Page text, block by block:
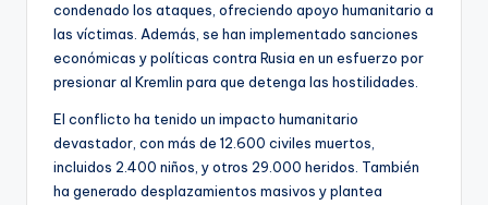
condenado los ataques, ofreciendo apoyo humanitario a
las víctimas. Además, se han implementado sanciones
económicas y políticas contra Rusia en un esfuerzo por
presionar al Kremlin para que detenga las hostilidades.
El conflicto ha tenido un impacto humanitario
devastador, con más de 12.600 civiles muertos,
incluidos 2.400 niños, y otros 29.000 heridos. También
ha generado desplazamientos masivos y plantea